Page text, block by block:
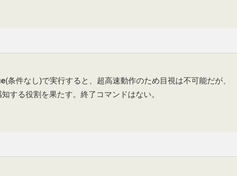
(条件なし)で実行すると、超高速動作のため目視は不可能だが、
する役割を果たす。終了コマンドはない。